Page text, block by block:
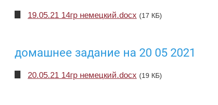
19.05.21 14гр немецкий.docx (17 КБ)
домашнее задание на 20 05 2021
20.05.21 14гр немецкий.docx (19 КБ)